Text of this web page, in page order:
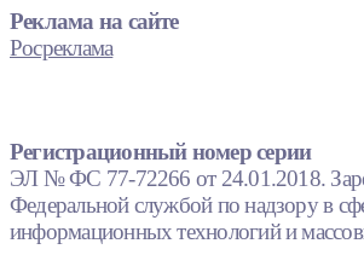
Реклама на сайте
Росреклама
Регистрационный номер серии
ЭЛ № ФС 77-72266 от 24.01.2018.
Федеральной службой по надзору в
информационных технологий и